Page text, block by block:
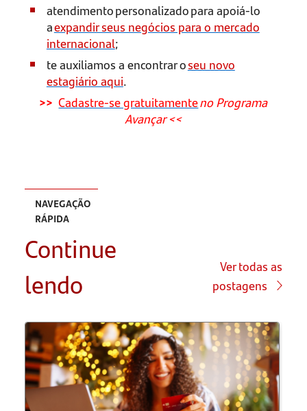
atendimento personalizado para apoiá-lo
aexpandir seus negócios para o mercado
internacional;
te auxiliamos a encontrar oseu novo
estagiário aqui.
>> Cadastre-se gratuitamenteno Programa
Avançar <<
NAVEGAÇÃO
RÁPIDA
O que é o
Afroempreendedorismo?
Iniciativas
afroempreendedorismo
no Brasil
Continue
lendo
Ver todas as
postagens